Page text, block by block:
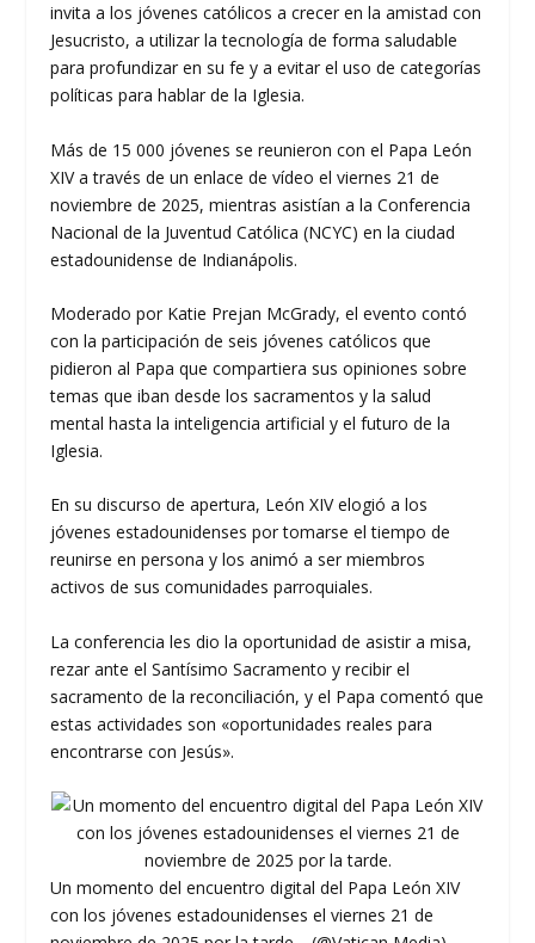
invita a los jóvenes católicos a crecer en la amistad con
Jesucristo, a utilizar la tecnología de forma saludable
para profundizar en su fe y a evitar el uso de categorías
políticas para hablar de la Iglesia.
Más de 15 000 jóvenes se reunieron con el Papa León
XIV a través de un enlace de vídeo el viernes 21 de
noviembre de 2025, mientras asistían a la Conferencia
Nacional de la Juventud Católica (NCYC) en la ciudad
estadounidense de Indianápolis.
Moderado por Katie Prejan McGrady, el evento contó
con la participación de seis jóvenes católicos que
pidieron al Papa que compartiera sus opiniones sobre
temas que iban desde los sacramentos y la salud
mental hasta la inteligencia artificial y el futuro de la
Iglesia.
En su discurso de apertura, León XIV elogió a los
jóvenes estadounidenses por tomarse el tiempo de
reunirse en persona y los animó a ser miembros
activos de sus comunidades parroquiales.
La conferencia les dio la oportunidad de asistir a misa,
rezar ante el Santísimo Sacramento y recibir el
sacramento de la reconciliación, y el Papa comentó que
estas actividades son «oportunidades reales para
encontrarse con Jesús».
Un momento del encuentro digital del Papa León XIV
con los jóvenes estadounidenses el viernes 21 de